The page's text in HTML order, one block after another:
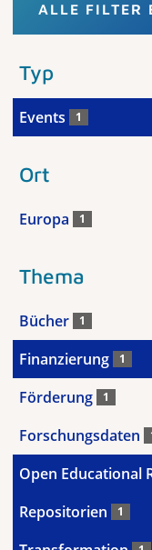
ALLE FILTER
Typ
Events 1
Ort
Europa 1
Thema
Bücher 1
Finanzierung 1
Förderung 1
Forschungsdaten
Open Educational
Repositorien 1